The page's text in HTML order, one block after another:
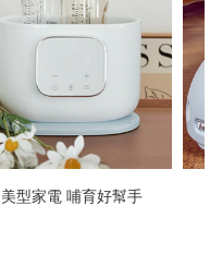
義大利手工學步車